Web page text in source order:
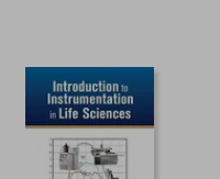
45%
dcto.